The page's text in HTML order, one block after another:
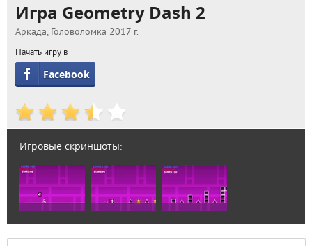
Игра Geometry Dash 2
Аркада, Головоломка 2017 г.
Начать игру в
Facebook
Игровые скриншоты: